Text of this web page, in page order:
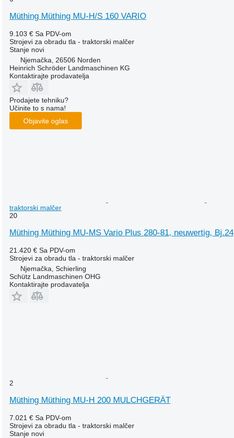
Müthing Müthing MU-H/S 160 VARIO
9.103 € Sa PDV-om
Strojevi za obradu tla - traktorski malčer
Stanjenovi
Njemačka, 26506 Norden
Heinrich Schröder Landmaschinen KG
Kontaktirajte prodavatelja
Prodajete tehniku?
Učinite to s nama!
Objavite oglas
traktorski malčer
20
Müthing Müthing MU-MS Vario Plus 280-81, neuwertig, Bj.24
21.420 € Sa PDV-om
Strojevi za obradu tla - traktorski malčer
Njemačka, Schierling
Schütz Landmaschinen OHG
Kontaktirajte prodavatelja
2
Müthing Müthing MU-H 200 MULCHGERÄT
7.021 € Sa PDV-om
Strojevi za obradu tla - traktorski malčer
Stanjenovi